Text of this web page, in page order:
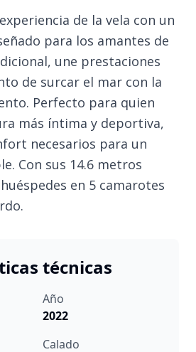
de la vela con un
para los amantes de
une prestaciones
de surcar el mar con la
Perfecto para quien
más íntima y deportiva,
necesarios para un
Con sus 14.6 metros
en 5 camarotes
técnicas
Año
2022
Calado